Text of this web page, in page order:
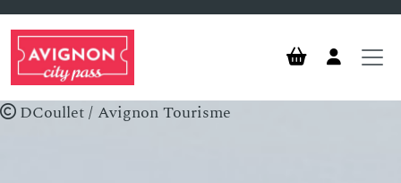
DCoullet / Avignon Tourisme